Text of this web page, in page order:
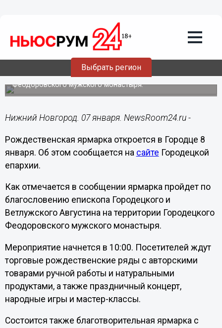
Выбрать регион
07.01.201917:19
Рождественская ярмарка откроется в
Городце 8 января
Ярмарка пройдет на территории Городецкого
Феодоровского мужского монастыря.
Нижний Новгород. 07 января. NewsRoom24.ru -
Рождественская ярмарка откроется в Городце 8
января. Об этом сообщается на сайте Городецкой
епархии.
Как отмечается в сообщении ярмарка пройдет по
благословению епископа Городецкого и
Ветлужского Августина на территории Городецкого
Феодоровского мужского монастыря.
Мероприятие начнется в 10:00. Посетителей ждут
торговые рождественские ряды с авторскими
товарами ручной работы и натуральными
продуктами, а также праздничный концерт,
народные игры и мастер-классы.
Состоится также благотворительная ярмарка с